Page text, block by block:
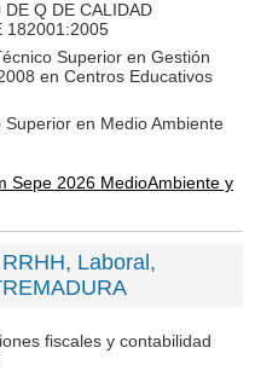
Q DE CALIDAD
182001:2005
Superior en Gestión
en Centros Educativos
en Medio Ambiente
Sepe 2026 MedioAmbiente y
Laboral,
fiscales y contabilidad